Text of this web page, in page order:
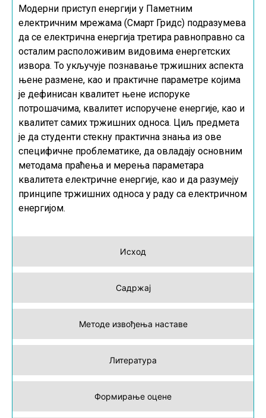
Исход
Садржај
Методе извођења наставе
Литература
Формирање оцене
Модерни приступ енергији у Паметним
електричним мрежама (Смарт Гридс) подразумева
да се електрична енергија третира равноправно са
осталим расположивим видовима енергетских
извора. То укључује познавање тржишних аспекта
њене размене, као и практичне параметре којима
је дефинисан квалитет њене испоруке
потрошачима, квалитет испоручене енергије, као и
квалитет самих тржишних односа. Циљ предмета
је да студенти стекну практична знања из ове
специфичне проблематике, да овладају основним
методама праћења и мерења параметара
квалитета електричне енергије, као и да разумеју
принципе тржишних односа у раду са електричном
енергијом.